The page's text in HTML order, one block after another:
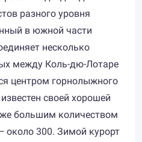
разного уровня
в южной части
несколько
между Коль-дю-Лотаре
центром горнолыжного
своей хорошей
большим количеством
около 300. Зимой курорт